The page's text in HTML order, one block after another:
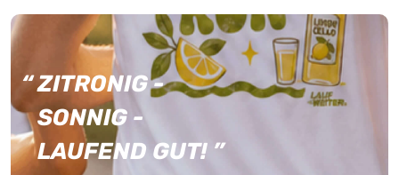
“ZITRONIG -
SONNIG -
LAUFEND GUT! ”